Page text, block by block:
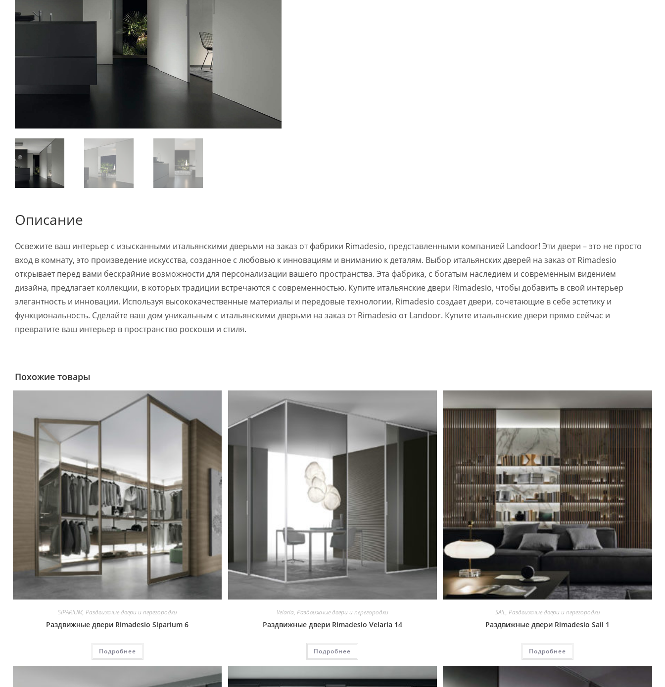
Описание
Освежите ваш интерьер с изысканными итальянскими дверьми на заказ от фабрики Rimadesio, представленными компанией Landoor! Эти двери – это не просто
вход в комнату, это произведение искусства, созданное с любовью к инновациям и вниманию к деталям. Выбор итальянских дверей на заказ от Rimadesio
открывает перед вами бескрайние возможности для персонализации вашего пространства. Эта фабрика, с богатым наследием и современным видением
дизайна, предлагает коллекции, в которых традиции встречаются с современностью. Купите итальянские двери Rimadesio, чтобы добавить в свой интерьер
элегантность и инновации. Используя высококачественные материалы и передовые технологии, Rimadesio создает двери, сочетающие в себе эстетику и
функциональность. Сделайте ваш дом уникальным с итальянскими дверьми на заказ от Rimadesio от Landoor. Купите итальянские двери прямо сейчас и
превратите ваш интерьер в пространство роскоши и стиля.
Похожие товары
SIPARIUM, Раздвижные двери и перегородки
Раздвижные двери Rimadesio Siparium 6
Подробнее
Velaria, Раздвижные двери и перегородки
Раздвижные двери Rimadesio Velaria 14
Подробнее
SAIL, Раздвижные двери и перегородки
Раздвижные двери Rimadesio Sail 1
Подробнее